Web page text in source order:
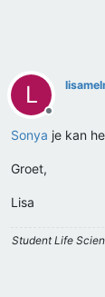
L
Offline
Sonya je kan
Groet,
Lisa
Student Life